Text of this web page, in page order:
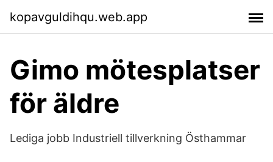
kopavguldihqu.web.app
Gimo mötesplatser
för äldre
Lediga jobb Industriell tillverkning Östhammar